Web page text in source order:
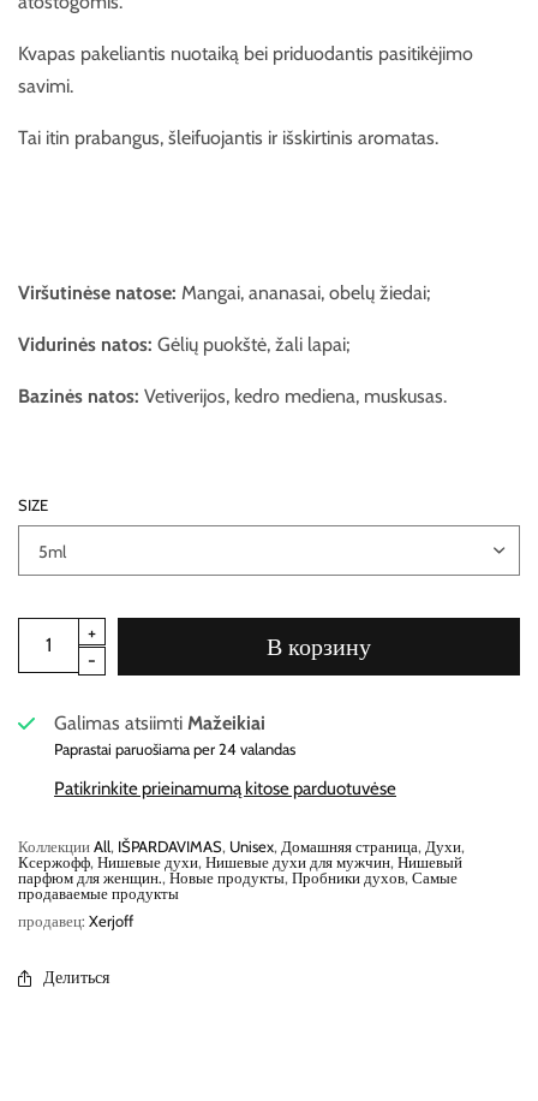
Kvapas pakeliantis nuotaiką bei priduodantis pasitikėjimo
savimi.
Tai itin prabangus, šleifuojantis ir išskirtinis aromatas.
Viršutinėse natose: Mangai, ananasai, obelų žiedai;
Vidurinės natos:Gėlių puokštė, žali lapai;
Bazinės natos:Vetiverijos, kedro mediena, muskusas.
SIZE
В корзину
Galimas atsiimtiMažeikiai
Paprastai paruošiama per 24 valandas
Patikrinkite prieinamumą kitose parduotuvėse
КоллекцииAll, IŠPARDAVIMAS, Unisex, Домашняя страница, Духи,
Ксержофф, Нишевые духи, Нишевые духи для мужчин, Нишевый
парфюм для женщин.,Новые продукты, Пробники духов, Самые
продаваемые продукты
продавец: Xerjoff
Делиться